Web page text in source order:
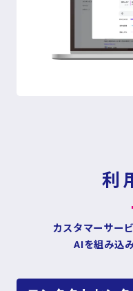
利
カスタマーサー
AIを組み込